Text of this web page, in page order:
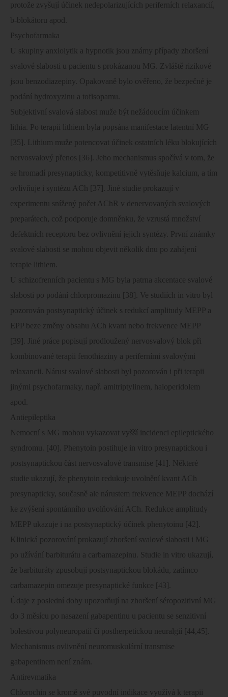
protože zvyšují účinek nedepolarizujících periferních relaxancií,
b-blokátoru apod.
Psychofarmaka
U skupiny anxiolytik a hypnotik jsou známy případy zhoršení
svalové slabosti u pacientu s prokázanou MG. Zvláště rizikové
jsou benzodiazepiny. Opakovaně bylo ověřeno, že bezpečné je
podání hydroxyzinu a tofisopamu.
Subjektivní svalová slabost muže být nežádoucím účinkem
lithia. Po terapii lithiem byla popsána manifestace latentní MG
[35]. Lithium muže potencovat účinek ostatních léku blokujících
nervosvalový přenos [36]. Jeho mechanismus spočívá v tom, že
se hromadí presynapticky, kompetitivně vytěsňuje kalcium, a tím
ovlivňuje i syntézu ACh [37]. Jiné studie prokazují v
experimentu snížený počet AChR v denervovaných svalových
preparátech, což podporuje domněnku, že vzrustá množství
defektních receptoru bez ovlivnění jejich syntézy. První známky
svalové slabosti se mohou objevit několik dnu po zahájení
terapie lithiem.
U schizofrenních pacientu s MG byla patrna akcentace svalové
slabosti po podání chlorpromazinu [38]. Ve studiích in vitro byl
pozorován postsynaptický účinek s redukcí amplitudy MEPP a
EPP beze změny obsahu ACh kvant nebo frekvence MEPP
[39]. Jiné práce popisují prodloužený nervosvalový blok při
kombinované terapii fenothiaziny a periferními svalovými
relaxancii. Nárust svalové slabosti byl pozorován i při terapii
jinými psychofarmaky, např. amitriptylinem, haloperidolem
apod.
Antiepileptika
Nemocní s MG mohou vykazovat vyšší incidenci epileptického
syndromu. [40]. Phenytoin postihuje in vitro presynaptickou i
postsynaptickou část nervosvalové transmise [41]. Některé
studie ukazují, že phenytoin redukuje uvolnění kvant ACh
presynapticky, současně ale nárustem frekvence MEPP dochází
ke zvýšení spontánního uvolňování ACh. Redukce amplitudy
MEPP ukazuje i na postsynaptický účinek phenytoinu [42].
Klinická pozorování prokazují zhoršení svalové slabosti i MG
po užívání barbiturátu a carbamazepinu. Studie in vitro ukazují,
že barbituráty zpusobují postsynaptickou blokádu, zatímco
carbamazepin omezuje presynaptické funkce [43].
Údaje z poslední doby upozorňují na zhoršení séropozitivní MG
do 3 měsícu po nasazení gabapentinu u pacientu se senzitivní
bolestivou polyneuropatií či postherpetickou neuralgií [44,45].
Mechanismus ovlivnění neuromuskulární transmise
gabapentinem není znám.
Antirevmatika
Chlorochin se kromě své puvodní indikace využívá k terapii